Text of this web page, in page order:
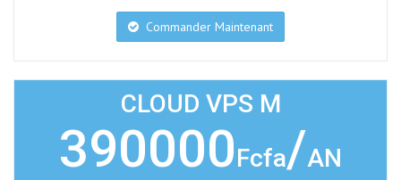
Commander Maintenant
CLOUD VPS M
390000Fcfa/AN